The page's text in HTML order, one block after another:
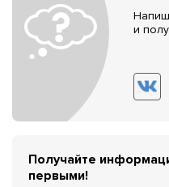
и
Получайте
первыми!